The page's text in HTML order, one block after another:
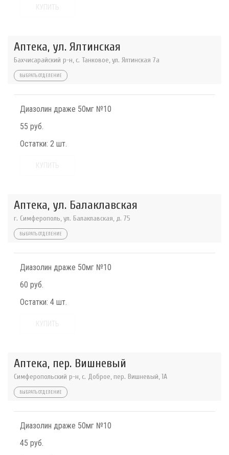
Аптека, ул. Ялтинская
Бахчисарайский р-н, с. Танковое, ул. Ялтинская 7а
ВЫБРАТЬ ОТДЕЛЕНИЕ
Диазолин драже 50мг №10
55 руб.
Остатки: 2 шт.
Аптека, ул. Балаклавская
г. Симферополь, ул. Балаклавская, д. 75
ВЫБРАТЬ ОТДЕЛЕНИЕ
Диазолин драже 50мг №10
60 руб.
Остатки: 4 шт.
Аптека, пер. Вишневый
Симферопольский р-н, с. Доброе, пер. Вишневый, 1А
ВЫБРАТЬ ОТДЕЛЕНИЕ
Диазолин драже 50мг №10
45 руб.